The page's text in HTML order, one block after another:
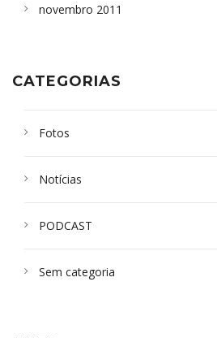
novembro 2011
CATEGORIAS
Fotos
Notícias
PODCAST
Sem categoria